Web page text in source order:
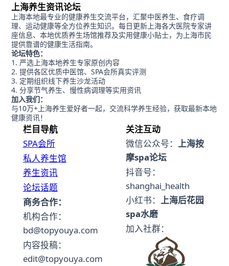
上海养生资讯论坛
上海本地最专业的健康养生交流平台，汇聚中医养生、食疗调
理、运动健康等全方位养生知识。每日更新上海各大医院专家讲
座信息、本地优质养生场馆推荐及实用健康小贴士，为上海市民
提供靠谱的健康生活指南。
论坛特色：
严选上海本地养生专家原创内容
提供各区优质中医馆、SPA会所真实评测
定期组织线下养生沙龙活动
分享节气养生、慢性病调理等实用资讯
加入我们：
与10万+上海养生爱好者一起，交流科学养生经验，获取最新本地
健康资讯！
栏目导航
SPA会所
私人养生馆
养生资讯
论坛话题
商务合作：
机构合作：
bd@topyouya.com
内容投稿：
edit@topyouya.com
关注互动
微信公众号：上海按
摩spa论坛
抖音号：
shanghai_health
小红书：上海后花园
spa水磨
加入社群：